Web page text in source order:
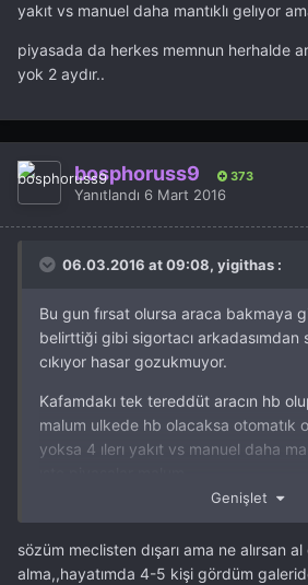
yakıt vs manuel daha mantıklı gelıyor
piyasada da herkes memnun herhalde
yok 2 aydır..
bosphoruss9 373
Yanıtlandı 6 Mart 2016
06.03.2016 at 09:08, yigithas :
Bu gun fırsat olursa araca bakmaya
belirttiği gibi sigortacı arkadasımdan
cıkıyor hasar gozukmuyor.
Kafamdakı tek tereddüt aracın hb
malum ulkede hb olacaksa otomatık
yoksa 4 ılerı yakıt vs manuel daha
piyasada da herkes memnun herhalde
Genişlet
sözüm meclisten dışarı ama ne alırsan
alma,,hayatımda 4-5 kişi gördüm